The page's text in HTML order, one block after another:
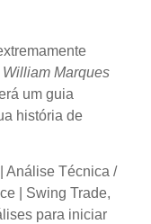
Marques
um guia
história de
Análise Técnica /
| Swing Trade,
para iniciar